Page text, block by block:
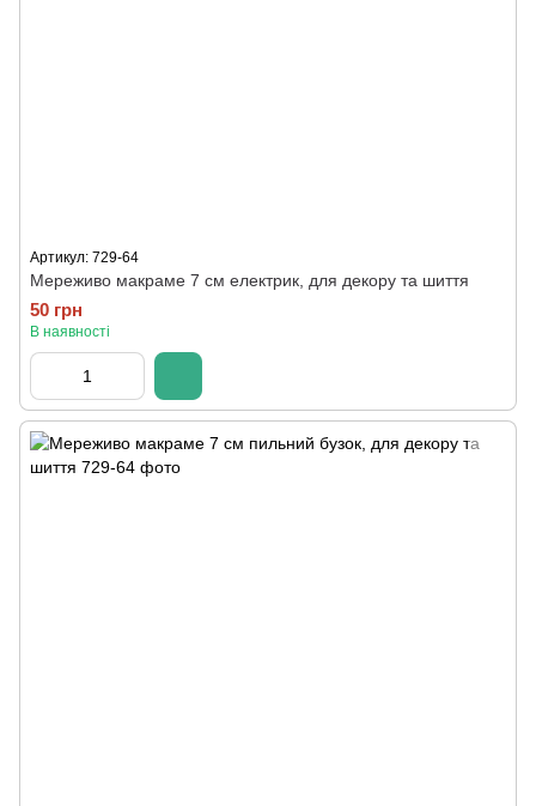
Артикул: 729-64
Мереживо макраме 7 см електрик, для декору та шиття
50 грн
В наявності